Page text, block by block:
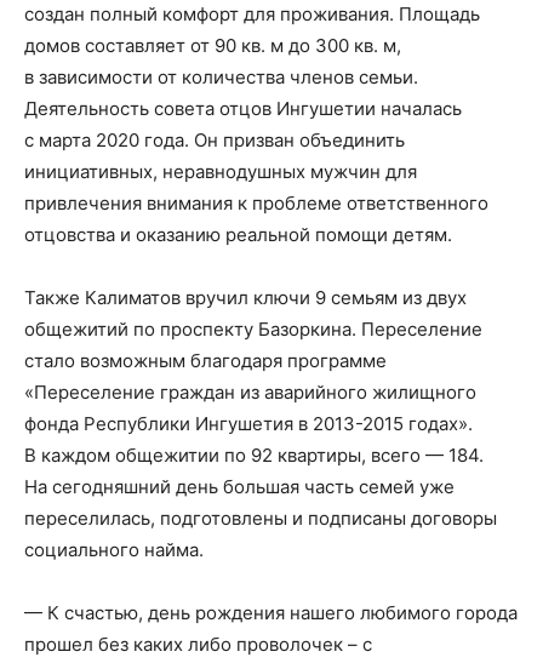
создан полный комфорт для проживания. Площадь
домов составляет от 90 кв. м до 300 кв. м,
в зависимости от количества членов семьи.
Деятельность совета отцов Ингушетии началась
с марта 2020 года. Он призван объединить
инициативных, неравнодушных мужчин для
привлечения внимания к проблеме ответственного
отцовства и оказанию реальной помощи детям.
Также Калиматов вручил ключи 9 семьям из двух
общежитий по проспекту Базоркина. Переселение
стало возможным благодаря программе
«Переселение граждан из аварийного жилищного
фонда Республики Ингушетия в 2013-2015 годах».
В каждом общежитии по 92 квартиры, всего — 184.
На сегодняшний день большая часть семей уже
переселилась, подготовлены и подписаны договоры
социального найма.
— К счастью, день рождения нашего любимого города
прошел без каких либо проволочек – с